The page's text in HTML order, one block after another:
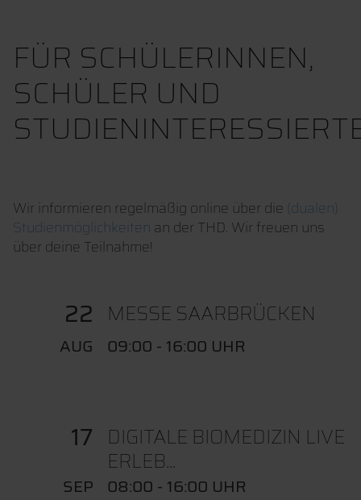
FÜR SCHÜLERINNEN,
SCHÜLER UND
Wir informieren regelmäßig online über die (dualen)
Studienmöglichkeiten an der THD. Wir freuen uns
über deine Teilnahme!
22 MESSE SAARBRÜCKEN
AUG 09:00 - 16:00 UHR
17 DIGITALE BIOMEDIZIN LIVE
ERLEB...
SEP 08:00 - 16:00 UHR